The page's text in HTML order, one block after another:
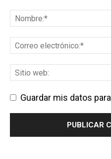
Guardar mis datos